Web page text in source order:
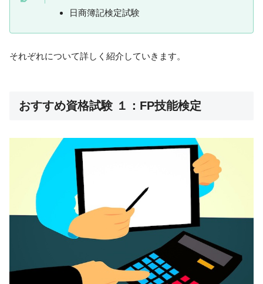
日商簿記検定試験
それぞれについて詳しく紹介していきます。
おすすめ資格試験 １：FP技能検定